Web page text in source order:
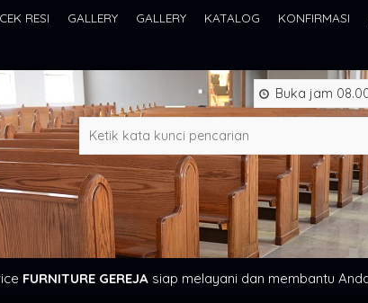
CEK RESI GALLERY GALLERY KATALOG KONFIRMASI
Buka jam
FURNITURE GEREJAsiap melayani dan membantu